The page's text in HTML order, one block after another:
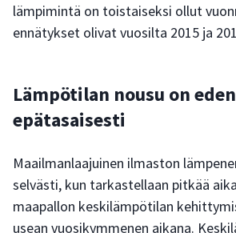
lämpimintä on toistaiseksi ollut
ennätykset olivat vuosilta 2015 ja
Lämpötilan nousu on
epätasaisesti
Maailmanlaajuinen ilmaston
selvästi, kun tarkastellaan pitkää
maapallon keskilämpötilan
usean vuosikymmenen aikana.